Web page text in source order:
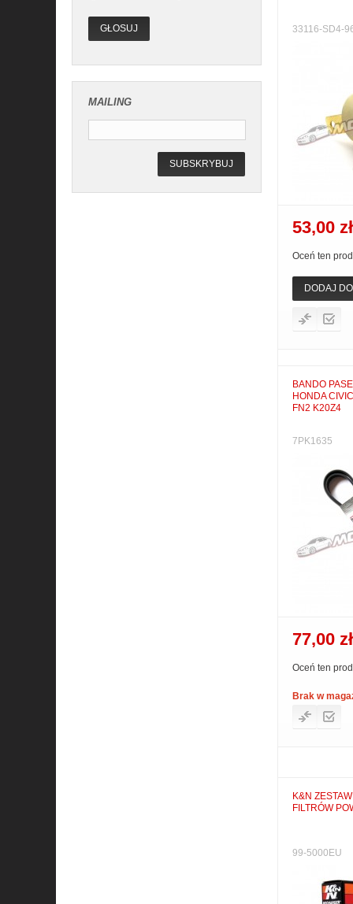
33116-SD4-
53,00 zł
Oceń ten
DODAJ
BANDO
HONDA
FN2 K20Z4
7PK1635
77,00 zł
Oceń ten
Brak w
K&N
FILTRÓW
99-5000EU
GŁOSUJ
MAILING
SUBSKRYBUJ